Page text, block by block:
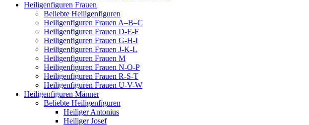
Heiligenfiguren Frauen
Beliebte Heiligenfiguren
Heiligenfiguren Frauen A–B–C
Heiligenfiguren Frauen D-E-F
Heiligenfiguren Frauen G-H-I
Heiligenfiguren Frauen J-K-L
Heiligenfiguren Frauen M
Heiligenfiguren Frauen N-O-P
Heiligenfiguren Frauen R-S-T
Heiligenfiguren Frauen U-V-W
Heiligenfiguren Männer
Beliebte Heiligenfiguren
Heiliger Antonius
Heiliger Josef